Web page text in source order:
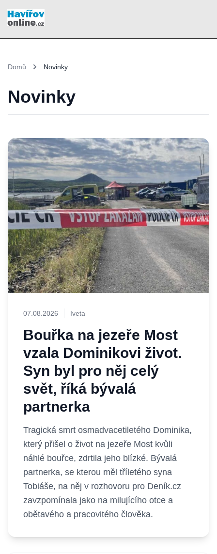
Domů Novinky
Novinky
07.08.2026 Iveta
Bouřka na jezeře Most
vzala Dominikovi život.
Syn byl pro něj celý
svět, říká bývalá
partnerka
Tragická smrt osmadvacetiletého Dominika,
který přišel o život na jezeře Most kvůli
náhlé bouřce, zdrtila jeho blízké. Bývalá
partnerka, se kterou měl tříletého syna
Tobiáše, na něj v rozhovoru pro Deník.cz
zavzpomínala jako na milujícího otce a
obětavého a pracovitého člověka.